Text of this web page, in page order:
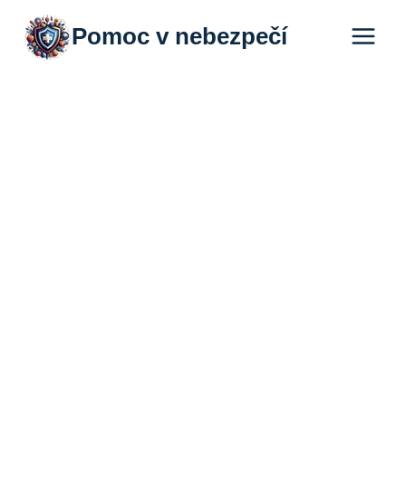
Přeskočit
obsah
Pomoc v nebezpečí